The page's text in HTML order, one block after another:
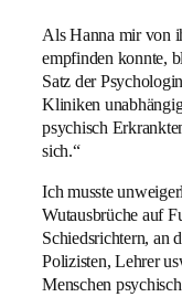
Als Hanna mir von
empfinden konnte,
Satz der
Kliniken
psychisch
sich.“
Ich musste
Wutausbrüche auf
Schiedsrichtern, an
Polizisten, Lehrer
Menschen